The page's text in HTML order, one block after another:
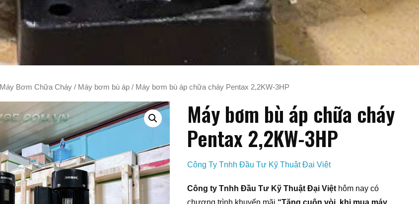
Máy Bơm Chữa Cháy / Máy bơm bù áp / Máy bơm bù áp chữa cháy Pentax 2,2KW-3HP
Máy bơm bù áp chữa cháy
Pentax 2,2KW-3HP
Công Ty Tnhh Đầu Tư Kỹ Thuật Đại Việt
Công ty Tnhh Đầu Tư Kỹ Thuật Đại Việt hôm nay có
chương trình khuyến mãi “Tặng cuộn vòi khi mua máy